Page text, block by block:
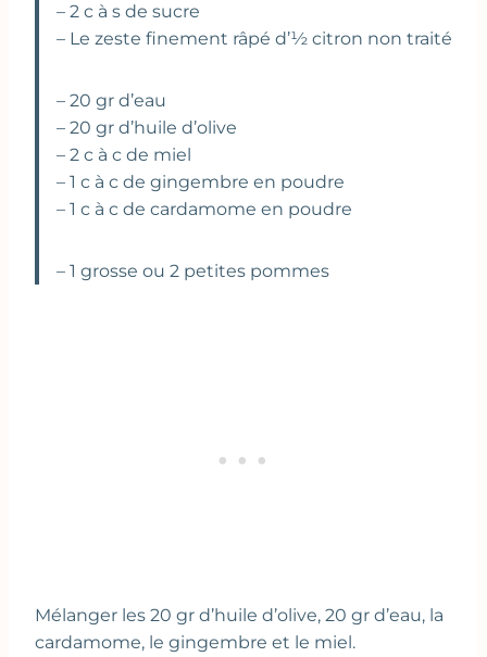
– 2 c à s de sucre
– Le zeste finement râpé d’½ citron non traité
– 20 gr d’eau
– 20 gr d’huile d’olive
– 2 c à c de miel
– 1 c à c de gingembre en poudre
– 1 c à c de cardamome en poudre
– 1 grosse ou 2 petites pommes
Mélanger les 20 gr d’huile d’olive, 20 gr d’eau, la
cardamome, le gingembre et le miel.